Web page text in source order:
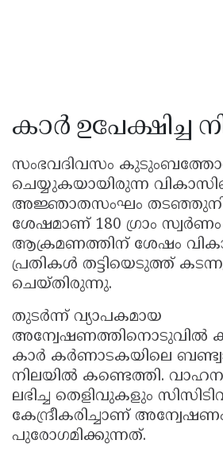
കാർ ഉപേക്ഷിച്ച
സംഭവദിവസം
ചെയ്യുകയായിരുന്ന
അജ്ഞാതസംഘം
ശേഷമാണ് 180 ഗ്രാം
ആക്രമണത്തിന് ശേഷം
പ്രതികൾ തട്ടിയെടുത്ത്
ചെയ്തിരുന്നു.
തുടർന്ന് വ്യാപകമായ
അന്വേഷണത്തിനൊടുവിൽ
കാർ കർണാടകയിലെ
നിലയിൽ കണ്ടെത്തി.
ലഭിച്ച തെളിവുകളും
കേന്ദ്രീകരിച്ചാണ്
പുരോഗമിക്കുന്നത്.